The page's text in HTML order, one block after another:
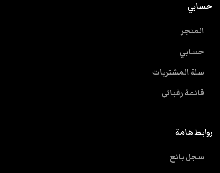
حسابي
المتجر
حسابي
سلة المشتريات
قائمة رغباتى
روابط هامة
سجل بائع